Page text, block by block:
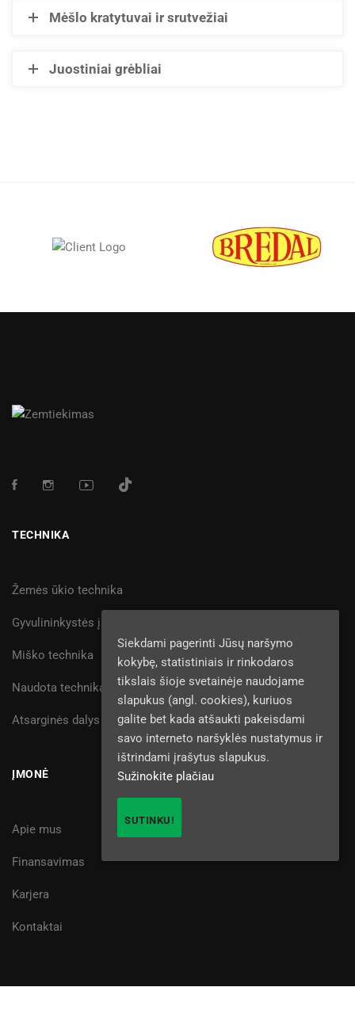
Mėšlo kratytuvai ir srutvežiai
Juostiniai grėbliai
TECHNIKA
Žemės ūkio technika
Gyvulininkystės įranga
Miško technika
Naudota technika
Atsarginės dalys
ĮMONĖ
Apie mus
Finansavimas
Karjera
Kontaktai
Siekdami pagerinti Jūsų naršymo
kokybę, statistiniais ir rinkodaros
tikslais šioje svetainėje naudojame
slapukus (angl. cookies), kuriuos
galite bet kada atšaukti pakeisdami
savo interneto naršyklės nustatymus ir
ištrindami įrašytus slapukus.
Sužinokite plačiau
SUTINKU!